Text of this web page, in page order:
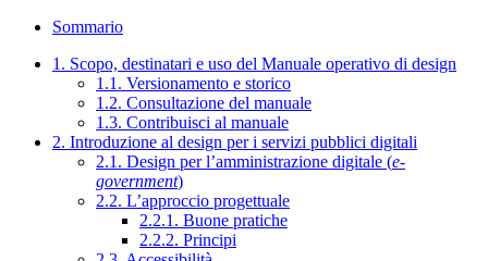
Sommario
1. Scopo, destinatari e uso del Manuale operativo di design
1.1. Versionamento e storico
1.2. Consultazione del manuale
1.3. Contribuisci al manuale
2. Introduzione al design per i servizi pubblici digitali
2.1. Design per l’amministrazione digitale (e-
government)
2.2. L’approccio progettuale
2.2.1. Buone pratiche
2.2.2. Principi